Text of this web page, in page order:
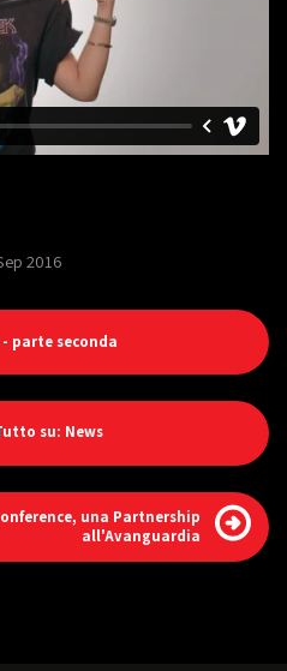
2016
parte seconda
su: News
una Partnership
all'Avanguardia